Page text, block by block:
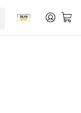
Kawasaki KLR 650